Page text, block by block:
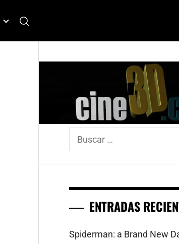
Buscar:
ENTRADAS
Spiderman: a Brand New